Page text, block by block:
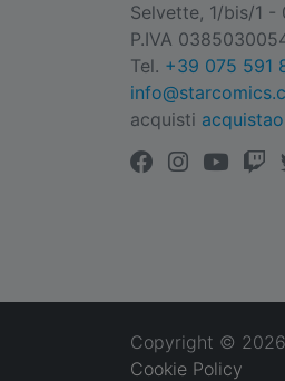
Selvette, 1/bis/1 -
P.IVA
Tel. +39 075 591
acquisti
Copyright © 2026
Cookie Policy